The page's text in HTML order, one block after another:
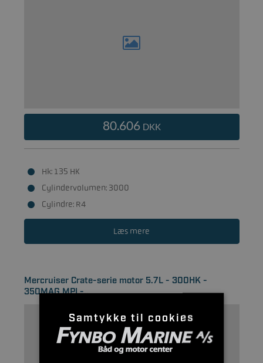
80.606 DKK
Hk: 135 HK
Cylindervolumen: 3000
Cylindre: R4
Læs mere
Mercruiser Crate-serie motor 5.7L - 300HK -
350MAG MPI -..
Samtykke til cookies